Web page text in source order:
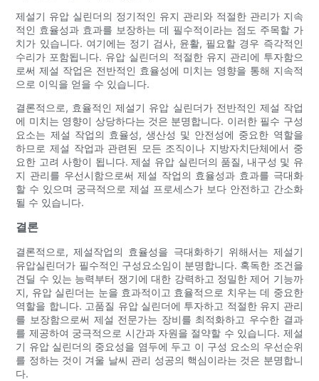
제설기 유압 실린더의 정기적인 유지 관리와 적절한 관리가 지속
적인 효율성과 효과를 보장하는 데 필수적이라는 점도 주목할 가
치가 있습니다. 여기에는 정기 검사, 윤활, 필요할 경우 즉각적인
수리가 포함됩니다. 유압 실린더의 적절한 유지 관리에 투자함으
로써 제설 작업은 전반적인 효율성에 미치는 영향을 통해 지속적
으로 이익을 얻을 수 있습니다.
결론적으로, 효율적인 제설기 유압 실린더가 전반적인 제설 작업
에 미치는 영향이 상당하다는 것은 분명합니다. 이러한 필수 구성
요소는 제설 작업의 효율성, 생산성 및 안전성에 중요한 역할을
하므로 제설 작업과 관련된 모든 조직이나 지방자치단체에서 중
요한 고려 사항이 됩니다. 제설 유압 실린더의 품질, 내구성 및 유
지 관리를 우선시함으로써 제설 작업의 효율성과 효과를 극대화
할 수 있으며 궁극적으로 제설 프로세스가 보다 안전하고 간소화
될 수 있습니다.
결론
결론적으로, 제설작업의 효율성을 극대화하기 위해서는 제설기
유압실린더가 필수적인 구성요소임이 분명합니다. 혹독한 조건을
견딜 수 있는 능력부터 쟁기에 대한 강력하고 정밀한 제어 기능까
지, 유압 실린더는 눈을 효과적이고 효율적으로 치우는 데 중요한
역할을 합니다. 고품질 유압 실린더에 투자하고 적절한 유지 관리
를 보장함으로써 제설 전문가는 장비를 최적화하고 우수한 결과
를 제공하여 궁극적으로 시간과 자원을 절약할 수 있습니다. 제설
기 유압 실린더의 중요성을 염두에 두고 이 구성 요소의 우선순위
를 정하는 것이 겨울 날씨 관리 성공의 핵심이라는 것은 분명합니
다.